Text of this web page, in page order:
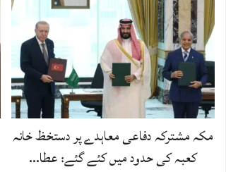
مکہ مشترکہ دفاعی معاہدے پر دستخظ خانہ
کعبہ کی حدود میں کئے گئے: عطا…